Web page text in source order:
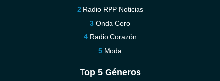
Radio RPP Noticias
Onda Cero
Radio Corazón
Moda
Top 5 Géneros